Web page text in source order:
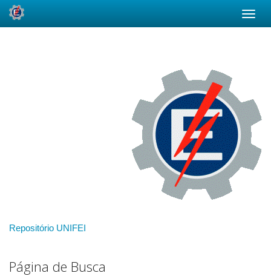
Repositório UNIFEI
Página de Busca